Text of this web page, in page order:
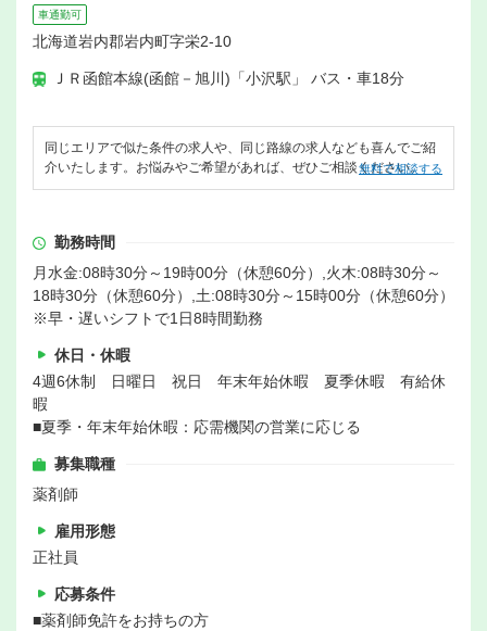
車通勤可
北海道岩内郡岩内町字栄2-10
ＪＲ函館本線(函館－旭川)「小沢駅」 バス・車18分
同じエリアで似た条件の求人や、同じ路線の求人なども喜んでご紹
介いたします。お悩みやご希望があれば、ぜひご相談ください。
無料で相談する
勤務時間
月水金:08時30分～19時00分（休憩60分）,火木:08時30分～
18時30分（休憩60分）,土:08時30分～15時00分（休憩60分）
※早・遅いシフトで1日8時間勤務
休日・休暇
4週6休制 日曜日 祝日 年末年始休暇 夏季休暇 有給休
暇
■夏季・年末年始休暇：応需機関の営業に応じる
募集職種
薬剤師
雇用形態
正社員
応募条件
■薬剤師免許をお持ちの方